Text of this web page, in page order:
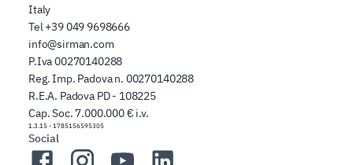
Italy
Tel +39 049 9698666
info@sirman.com
P.Iva 00270140288
Reg. Imp. Padova n. 00270140288
R.E.A. Padova PD - 108225
Cap. Soc. 7.000.000 € i.v.
1.3.15 - 1785156595305
Social
FacebookInstagramYouTubeLinkedIn